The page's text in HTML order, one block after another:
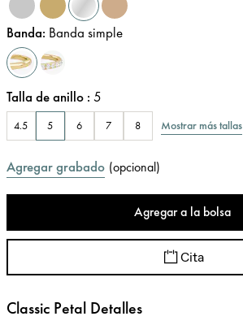
Banda: Banda simple
Talla de anillo : 5
4.5 5 6 7 8 Mostrar más tallas
Agregar grabado (opcional)
Agregar a la bolsa
Cita
Classic Petal Detalles